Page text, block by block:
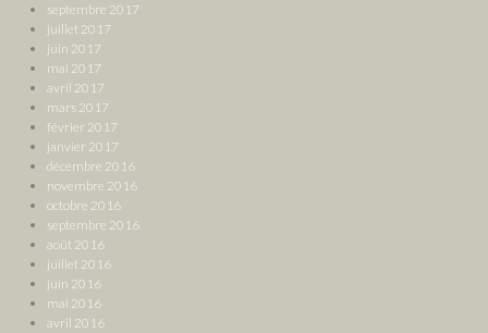
septembre 2017
juillet 2017
juin 2017
mai 2017
avril 2017
mars 2017
février 2017
janvier 2017
décembre 2016
novembre 2016
octobre 2016
septembre 2016
août 2016
juillet 2016
juin 2016
mai 2016
avril 2016